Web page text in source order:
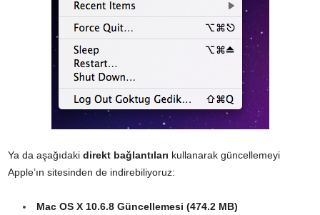
Ya da aşağıdaki direkt bağlantıları kullanarak güncellemeyi
Apple’ın sitesinden de indirebiliyoruz:
Mac OS X 10.6.8 Güncellemesi (474.2 MB)